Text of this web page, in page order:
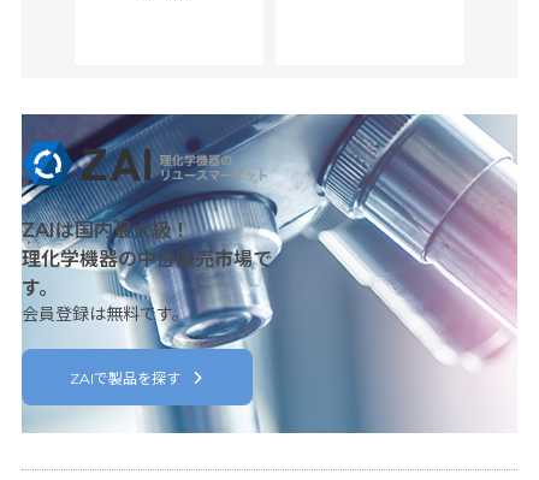
ZAIは国内最大級！
理化学機器の中古販売市場で
す。
会員登録は無料です。
ZAIで製品を探す